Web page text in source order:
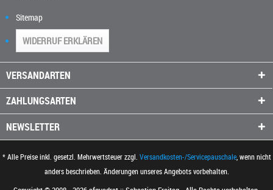
Sitemap
WIDERRUF ERKLÄREN
VERSANDARTEN
ZAHLUNGSARTEN
NEWSLETTER
* Alle Preise inkl. gesetzl. Mehrwertsteuer zzgl. Versandkosten-/Servicepauschale, wenn nicht
anders beschrieben. Änderungen unseres Angebots vorbehalten.